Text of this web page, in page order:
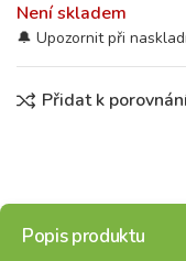
Není skladem
Přidat k
Popis produktu